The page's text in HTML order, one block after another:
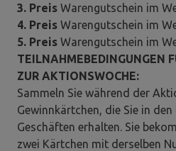
3. Preis Warengutschein im
4. Preis Warengutschein im
5. Preis Warengutschein im
TEILNAHMEBEDINGUNGEN
ZUR AKTIONSWOCHE:
Sammeln Sie während der
Gewinnkärtchen, die Sie in
Geschäften erhalten. Sie
zwei Kärtchen mit derselben